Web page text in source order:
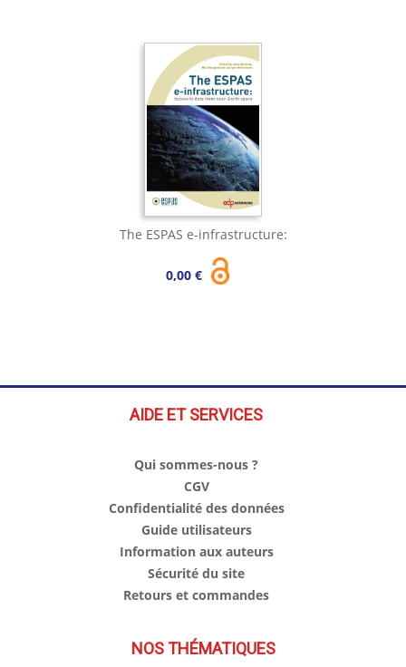
The ESPAS e-infrastructure:
0,00 €
AIDE ET SERVICES
Qui sommes-nous ?
CGV
Confidentialité des données
Guide utilisateurs
Information aux auteurs
Sécurité du site
Retours et commandes
NOS THÉMATIQUES